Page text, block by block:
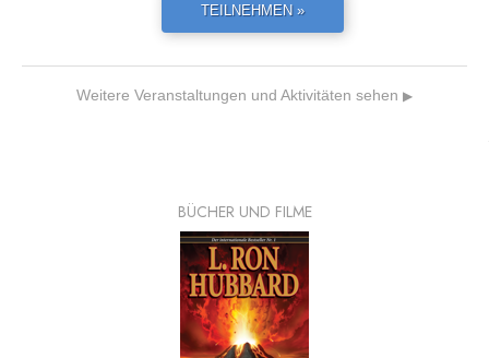
TEILNEHMEN »
Weitere Veranstaltungen und Aktivitäten sehen ▶
BÜCHER UND FILME